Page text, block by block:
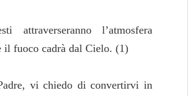
attraverseranno l’atmosfera
il fuoco cadrà dal Cielo. (1)
vi chiedo di convertirvi in